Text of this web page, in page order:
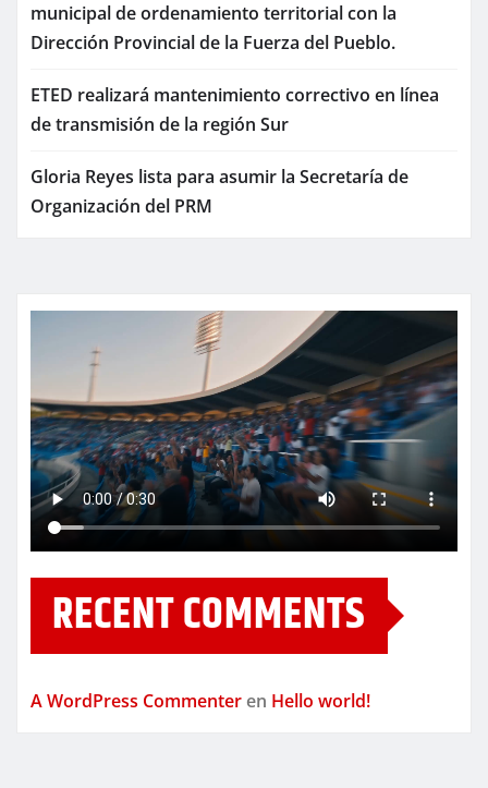
municipal de ordenamiento territorial con la
Dirección Provincial de la Fuerza del Pueblo.
ETED realizará mantenimiento correctivo en línea
de transmisión de la región Sur
Gloria Reyes lista para asumir la Secretaría de
Organización del PRM
RECENT COMMENTS
A WordPress Commenter en Hello world!